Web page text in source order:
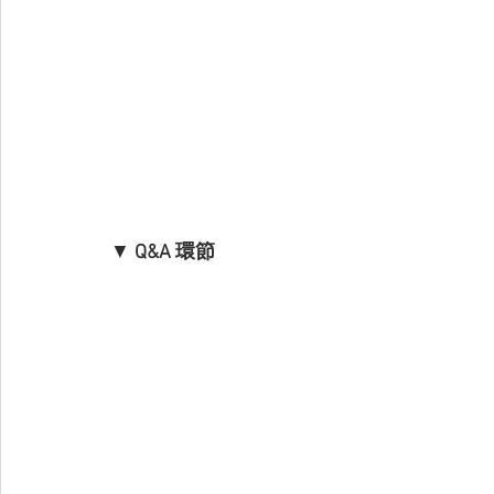
▼ Q&A 環節